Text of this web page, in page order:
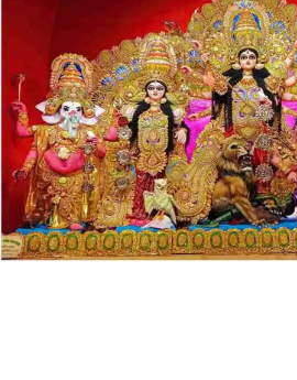
PDF -72மட்டும் -